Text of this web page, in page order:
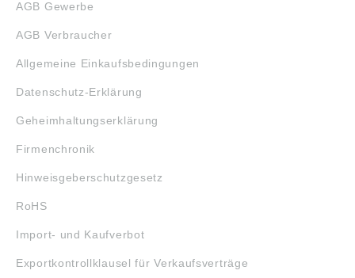
AGB Gewerbe
AGB Verbraucher
Allgemeine Einkaufsbedingungen
Datenschutz-Erklärung
Geheimhaltungserklärung
Firmenchronik
Hinweisgeberschutzgesetz
RoHS
Import- und Kaufverbot
Exportkontrollklausel für Verkaufsverträge